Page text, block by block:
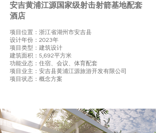
安吉黄浦江源国家级射击射箭基地配套
酒店
项目位置：浙江省湖州市安吉县
设计年份：2023年
项目类型：建筑设计
建筑面积：5,692平方米
功能业态：住宿、会议、体育配套
项目业主：安吉县黄浦江源旅游开发有限公司
项目状态：概念方案